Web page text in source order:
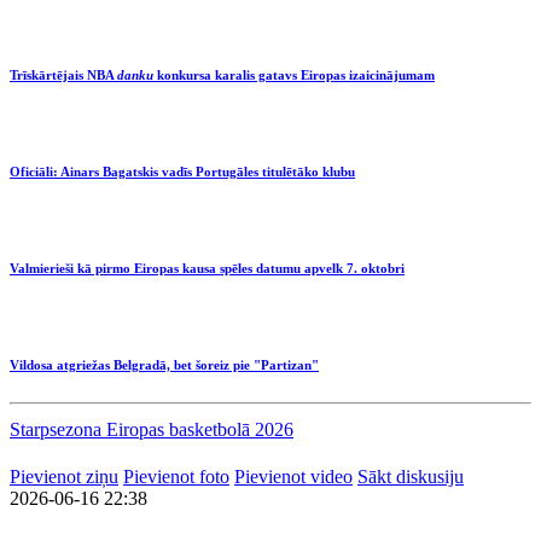
Trīskārtējais NBA danku konkursa karalis gatavs Eiropas izaicinājumam
Oficiāli: Ainars Bagatskis vadīs Portugāles titulētāko klubu
Valmierieši kā pirmo Eiropas kausa spēles datumu apvelk 7. oktobri
Vildosa atgriežas Belgradā, bet šoreiz pie "Partizan"
Starpsezona Eiropas basketbolā 2026
Pievienot ziņu Pievienot foto Pievienot video Sākt diskusiju
2026-06-16 22:38